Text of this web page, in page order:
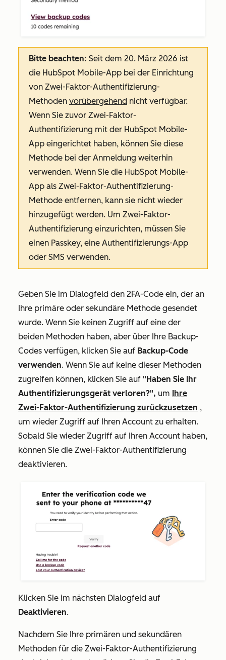
Bitte beachten: Seit dem 20. März 2026 ist
die HubSpot Mobile-App bei der Einrichtung
von Zwei-Faktor-Authentifizierung-
Methoden vorübergehend nicht verfügbar.
Wenn Sie zuvor Zwei-Faktor-
Authentifizierung mit der HubSpot Mobile-
App eingerichtet haben, können Sie diese
Methode bei der Anmeldung weiterhin
verwenden. Wenn Sie die HubSpot Mobile-
App als Zwei-Faktor-Authentifizierung-
Methode entfernen, kann sie nicht wieder
hinzugefügt werden. Um Zwei-Faktor-
Authentifizierung einzurichten, müssen Sie
einen Passkey, eine Authentifizierungs-App
oder SMS verwenden.
Geben Sie im Dialogfeld den 2FA-Code ein, der an
Ihre primäre oder sekundäre Methode gesendet
wurde. Wenn Sie keinen Zugriff auf eine der
beiden Methoden haben, aber über Ihre Backup-
Codes verfügen, klicken Sie auf Backup-Code
verwenden. Wenn Sie auf keine dieser Methoden
zugreifen können, klicken Sie auf "Haben Sie Ihr
Authentifizierungsgerät verloren?", um
Ihre
Zwei-Faktor-Authentifizierung zurückzusetzen ,
um wieder Zugriff auf Ihren Account zu erhalten.
Sobald Sie wieder Zugriff auf Ihren Account haben,
können Sie die Zwei-Faktor-Authentifizierung
deaktivieren.
Klicken Sie im nächsten Dialogfeld auf
Deaktivieren.
Nachdem Sie Ihre primären und sekundären
Methoden für die Zwei-Faktor-Authentifizierung